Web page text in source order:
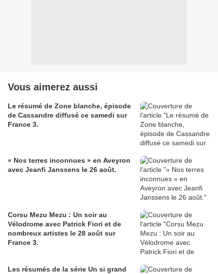
Vous aimerez aussi
Le résumé de Zone blanche, épisode
de Cassandre diffusé ce samedi sur
France 3.
« Nos terres inconnues » en Aveyron
avec Jeanfi Janssens le 26 août.
Corsu Mezu Mezu : Un soir au
Vélodrome avec Patrick Fiori et de
nombreux artistes le 28 août sur
France 3.
Les résumés de la série Un si grand